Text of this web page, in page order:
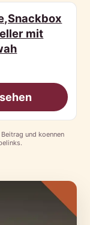
mit
und koennen